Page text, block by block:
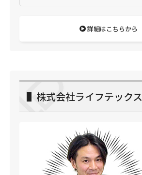
詳細はこちらから
▌株式会社ライフテックス